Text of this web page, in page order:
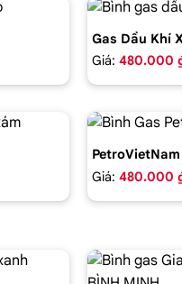
Gas Dầu Khí
Giá: 480.000
Giá: 480.000